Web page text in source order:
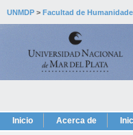
UNMDP > Facultad de
Inicio Acerca de